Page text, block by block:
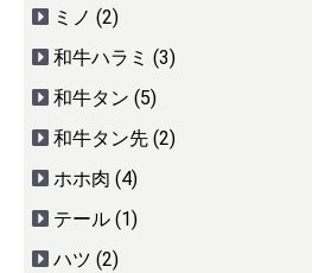
ミノ (2)
和牛ハラミ (3)
和牛タン (5)
和牛タン先 (2)
ホホ肉 (4)
テール (1)
ハツ (2)